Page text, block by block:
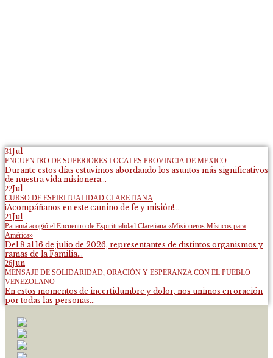
31Jul
ENCUENTRO DE SUPERIORES LOCALES PROVINCIA DE MEXICO
Durante estos días estuvimos abordando los asuntos más significativos
de nuestra vida misionera...
22Jul
CURSO DE ESPIRITUALIDAD CLARETIANA
¡Acompáñanos en este camino de fe y misión!...
21Jul
Panamá acogió el Encuentro de Espiritualidad Claretiana «Misioneros Místicos para
América»
Del 8 al 16 de julio de 2026, representantes de distintos organismos y
ramas de la Familia...
26Jun
MENSAJE DE SOLIDARIDAD, ORACIÓN Y ESPERANZA CON EL PUEBLO
VENEZOLANO
En estos momentos de incertidumbre y dolor, nos unimos en oración
por todas las personas...